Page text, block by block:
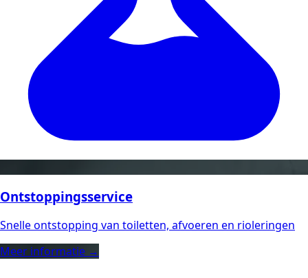
Ontstoppingsservice
Snelle ontstopping van toiletten, afvoeren en rioleringen
Meer informatie →